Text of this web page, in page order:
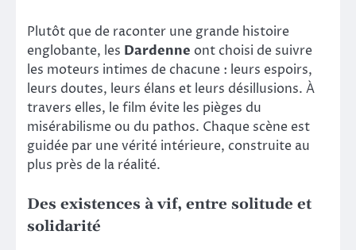
Plutôt que de raconter une grande histoire
englobante, les Dardenne ont choisi de suivre
les moteurs intimes de chacune : leurs espoirs,
leurs doutes, leurs élans et leurs désillusions. À
travers elles, le film évite les pièges du
misérabilisme ou du pathos. Chaque scène est
guidée par une vérité intérieure, construite au
plus près de la réalité.
Des existences à vif, entre solitude et
solidarité